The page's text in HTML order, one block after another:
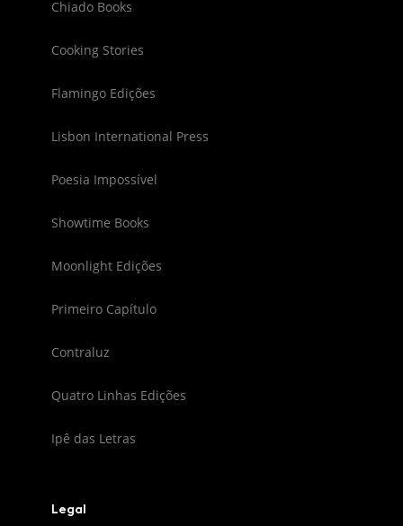
Chiado Books
Cooking Stories
Flamingo Edições
Lisbon International Press
Poesia Impossível
Showtime Books
Moonlight Edições
Primeiro Capítulo
Contraluz
Quatro Linhas Edições
Ipê das Letras
Legal